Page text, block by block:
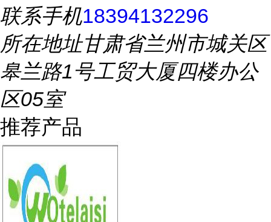
联系手机18394132296
所在地址甘肃省兰州市城关区
皋兰路1号工贸大厦四楼办公
区05室
推荐产品